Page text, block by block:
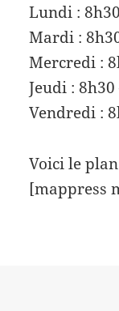
Lundi :
Mardi :
Mercredi :
Jeudi :
Vendredi :
Voici le
[mappress